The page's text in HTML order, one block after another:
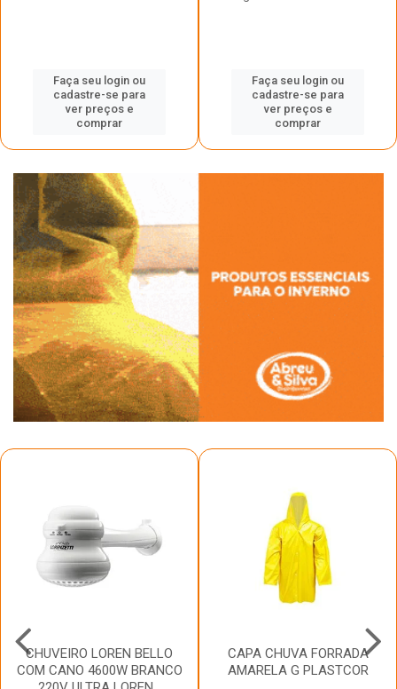
Faça seu login ou
cadastre-se para
ver preços e
comprar
Faça seu login ou
cadastre-se para
ver preços e
comprar
CHUVEIRO LOREN BELLO
COM CANO 4600W BRANCO
CAPA CHUVA FORRADA
AMARELA G PLASTCOR